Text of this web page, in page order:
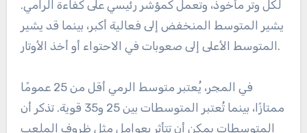
تنافسية أكثر قيمة من واحد لديه عدد مماثل في مواقف
أقل تحديًا.
تحليل متوسطات الرمي وتأثيراتها
تمثل متوسطات الرمي عدد النقاط التي تم السماح بها
لكل وتر مأخوذ، وتعمل كمؤشر رئيسي على كفاءة الرامي.